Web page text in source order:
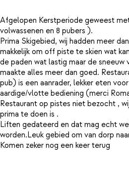
Afgelopen Kerstperiode geweest
volwassenen en 8 pubers ).
Prima Skigebied, wij hadden meer
makkelijk om off piste te skien wat
de paden wat lastig maar de sneeuw
maakte alles meer dan goed.
pub) is een aanrader, lekker eten
aardige/vlotte bediening (merci
Restaurant op pistes niet bezocht ,
prima te doen is .
Liften gedateerd en dat mag echt
worden.Leuk gebied om van dorp
Komen zeker nog een keer terug